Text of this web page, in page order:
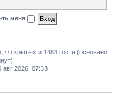
меня
0 скрытых и 1483 гостя (основано
2026, 07:33